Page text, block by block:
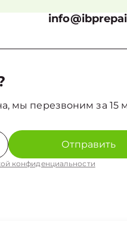
мы перезвоним за 15
Отправить
конфиденциальности